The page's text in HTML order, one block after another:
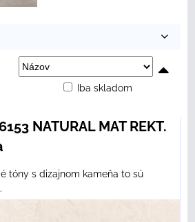
Iba skladom
NATURAL MAT REKT.
tóny s dizajnom kameňa to sú